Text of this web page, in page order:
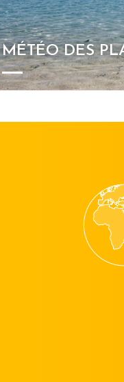
MÉTÉO DES